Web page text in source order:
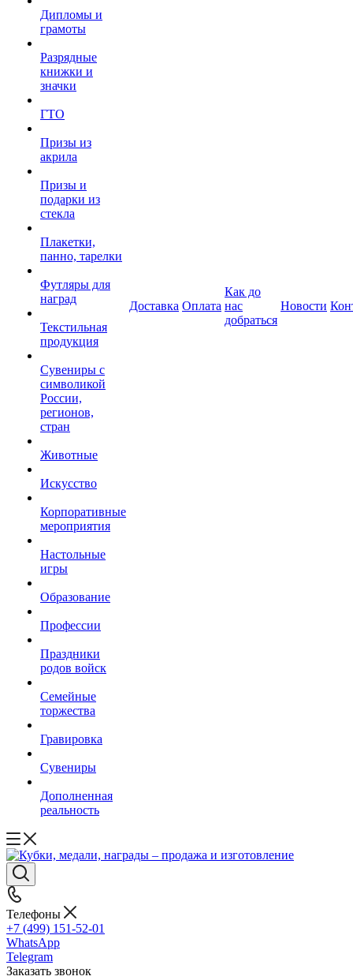
Дипломы и
грамоты
Разрядные
книжки и
значки
ГТО
Призы из
акрила
Призы и
подарки из
стекла
Плакетки,
панно, тарелки
Футляры для
наград
Текстильная
продукция
Сувениры с
символикой
России,
регионов,
стран
Животные
Искусство
Корпоративные
мероприятия
Настольные
игры
Образование
Профессии
Праздники
родов войск
Семейные
торжества
Гравировка
Сувениры
Дополненная
реальность
Доставка Оплата
Как до
нас
добраться
Новости
Телефоны
+7 (499) 151-52-01
WhatsApp
Telegram
Заказать звонок